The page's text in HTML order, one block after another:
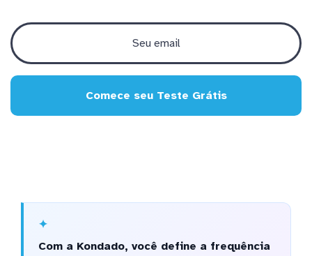
Comece seu Teste Grátis
Com a Kondado, você define a frequência